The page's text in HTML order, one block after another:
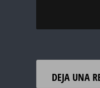
DEJA UNA